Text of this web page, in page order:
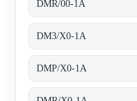
DMR/00-1A
DM3/X0-1A
DMP/X0-1A